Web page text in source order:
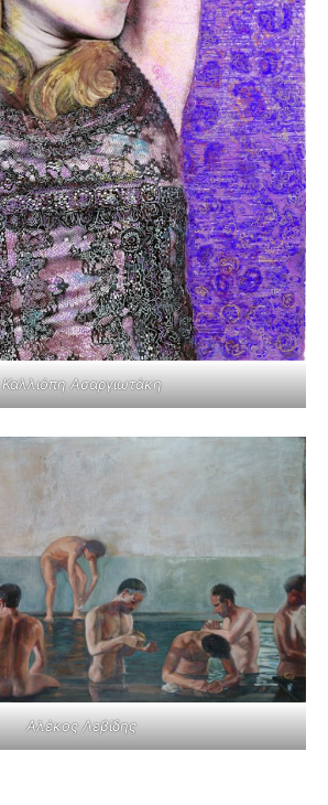
Καλλιόπη Ασαργιωτάκη
Αλέκος Λεβίδης